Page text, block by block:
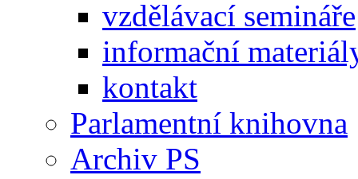
vzdělávací semináře
informační
kontakt
Parlamentní knihovna
Archiv PS